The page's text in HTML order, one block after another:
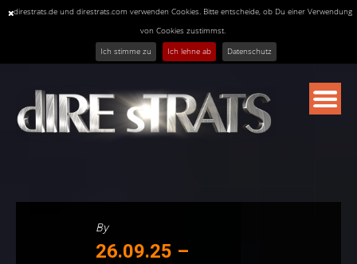
direstrats.de und direstrats.com verwenden Cookies. Bitte entscheide, ob Du einer Verwendung
von Cookies zustimmst.
Ich stimme zu
Ich lehne ab Datenschutz
content
By
26.09.25 –